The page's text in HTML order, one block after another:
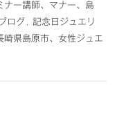
ナー講師、マナー、島
ログ
記念日ジュエリ
崎県島原市、女性ジュエ